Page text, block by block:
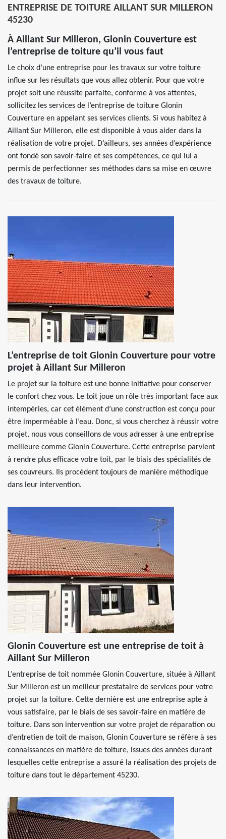
ENTREPRISE DE TOITURE AILLANT SUR MILLERON
45230
À Aillant Sur Milleron, Glonin Couverture est
l’entreprise de toiture qu’il vous faut
Le choix d’une entreprise pour les travaux sur votre toiture
influe sur les résultats que vous allez obtenir. Pour que votre
projet soit une réussite parfaite, conforme à vos attentes,
sollicitez les services de l’entreprise de toiture Glonin
Couverture en appelant ses services clients. Si vous habitez à
Aillant Sur Milleron, elle est disponible à vous aider dans la
réalisation de votre projet. D’ailleurs, ses années d’expérience
ont fondé son savoir-faire et ses compétences, ce qui lui a
permis de perfectionner ses méthodes dans sa mise en œuvre
des travaux de toiture.
L’entreprise de toit Glonin Couverture pour votre
projet à Aillant Sur Milleron
Le projet sur la toiture est une bonne initiative pour conserver
le confort chez vous. Le toit joue un rôle très important face aux
intempéries, car cet élément d’une construction est conçu pour
être imperméable à l’eau. Donc, si vous cherchez à réussir votre
projet, nous vous conseillons de vous adresser à une entreprise
meilleure comme Glonin Couverture. Cette entreprise parvient
à rendre plus efficace votre toit, par le biais des spécialités de
ses couvreurs. Ils procèdent toujours de manière méthodique
dans leur intervention.
Glonin Couverture est une entreprise de toit à
Aillant Sur Milleron
L’entreprise de toit nommée Glonin Couverture, située à Aillant
Sur Milleron est un meilleur prestataire de services pour votre
projet sur la toiture. Cette dernière est une entreprise apte à
vous satisfaire, par le biais de ses savoir-faire en matière de
toiture. Dans son intervention sur votre projet de réparation ou
d’entretien de toit de maison, Glonin Couverture se réfère à ses
connaissances en matière de toiture, issues des années durant
lesquelles cette entreprise a assuré la réalisation des projets de
toiture dans tout le département 45230.